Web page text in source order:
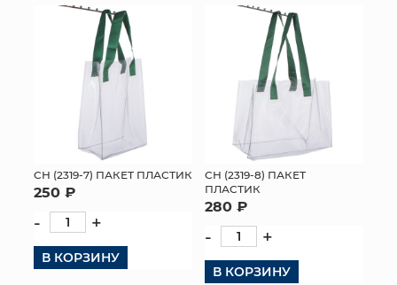
СН (2319-7) ПАКЕТ ПЛАСТИК
250 ₽
- +
В КОРЗИНУ
СН (2319-8) ПАКЕТ
ПЛАСТИК
280 ₽
- +
В КОРЗИНУ